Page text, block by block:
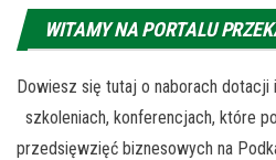
WITAMY NA PORTALU
Dowiesz się tutaj o naborach
szkoleniach, konferencjach, które
przedsięwzięć biznesowych na